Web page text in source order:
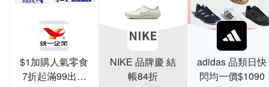
$1加購人氣零食
7折起滿99出貨
NIKE 品牌慶 結
帳84折
adidas 品類日快
閃均一價$1090